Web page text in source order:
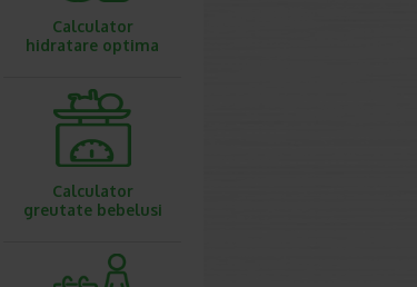
Calculator
hidratare optima
Calculator
greutate bebelusi